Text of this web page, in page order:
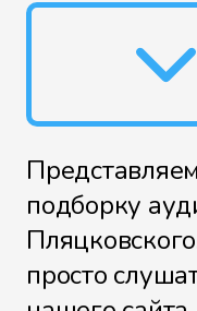
подборку
просто